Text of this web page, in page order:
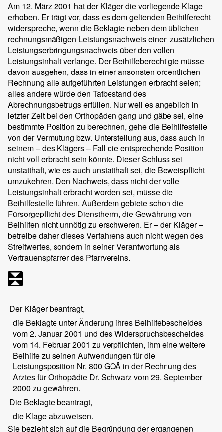
Am 12. März 2001 hat der Kläger die vorliegende Klage
erhoben. Er trägt vor, dass es dem geltenden Beihilferecht
widerspreche, wenn die Beklagte neben dem üblichen
rechnungsmäßigen Leistungsnachweis einen zusätzlichen
Leistungserbringungsnachweis über den vollen
Leistungsinhalt verlange. Der Beihilfeberechtigte müsse
davon ausgehen, dass in einer ansonsten ordentlichen
Rechnung alle aufgeführten Leistungen erbracht seien;
alles andere würde den Tatbestand des
Abrechnungsbetrugs erfüllen. Nur weil es angeblich in
letzter Zeit bei den Orthopäden gang und gäbe sei, eine
bestimmte Position zu berechnen, gehe die Beihilfestelle
von der Vermutung bzw. Unterstellung aus, dass auch in
seinem – des Klägers – Fall die entsprechende Position
nicht voll erbracht sein könnte. Dieser Schluss sei
unstatthaft, wie es auch unstatthaft sei, die Beweispflicht
umzukehren. Den Nachweis, dass nicht der volle
Leistungsinhalt erbracht worden sei, müsse die
Beihilfestelle führen. Außerdem gebiete schon die
Fürsorgepflicht des Dienstherrn, die Gewährung von
Beihilfen nicht unnötig zu erschweren. Er – der Kläger –
betreibe daher dieses Verfahrens auch nicht wegen des
Streitwertes, sondern in seiner Verantwortung als
Vertrauenspfarrer des Pfarrvereins.
Der Kläger beantragt,
die Beklagte unter Änderung ihres Beihilfebescheides
vom 2. Januar 2001 und des Widerspruchsbescheides
vom 14. Februar 2001 zu verpflichten, ihm eine weitere
Beihilfe zu seinen Aufwendungen für die
Leistungsposition Nr. 800 GOÄ in der Rechnung des
Arztes für Orthopädie Dr. Schwarz vom 29. September
2000 zu gewähren.
Die Beklagte beantragt,
die Klage abzuweisen.
Sie bezieht sich auf die Begründung der ergangenen